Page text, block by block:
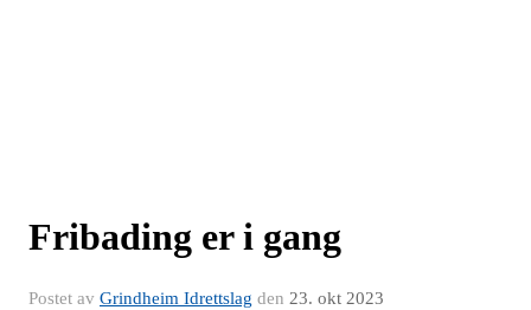
Fribading er i gang
Postet av Grindheim Idrettslag den 23. okt 2023